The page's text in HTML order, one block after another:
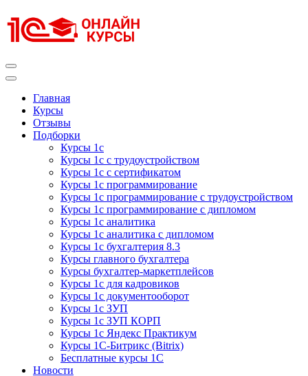
к
содержимому
Главная
Курсы
Отзывы
Подборки
Курсы 1с
Курсы 1с с трудоустройством
Курсы 1с с сертификатом
Курсы 1с программирование
Курсы 1с программирование с трудоустройством
Курсы 1с программирование с дипломом
Курсы 1с аналитика
Курсы 1с аналитика с дипломом
Курсы 1с бухгалтерия 8.3
Курсы главного бухгалтера
Курсы бухгалтер-маркетплейсов
Курсы 1с для кадровиков
Курсы 1с документооборот
Курсы 1с ЗУП
Курсы 1с ЗУП КОРП
Курсы 1с Яндекс Практикум
Курсы 1С-Битрикс (Bitrix)
Бесплатные курсы 1С
Новости